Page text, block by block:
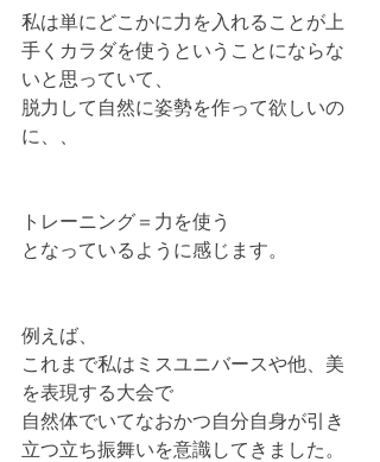
私は単にどこかに力を入れることが上
手くカラダを使うということにならな
いと思っていて、
脱力して自然に姿勢を作って欲しいの
に、、
トレーニング＝力を使う
となっているように感じます。
例えば、
これまで私はミスユニバースや他、美
を表現する大会で
自然体でいてなおかつ自分自身が引き
立つ立ち振舞いを意識してきました。